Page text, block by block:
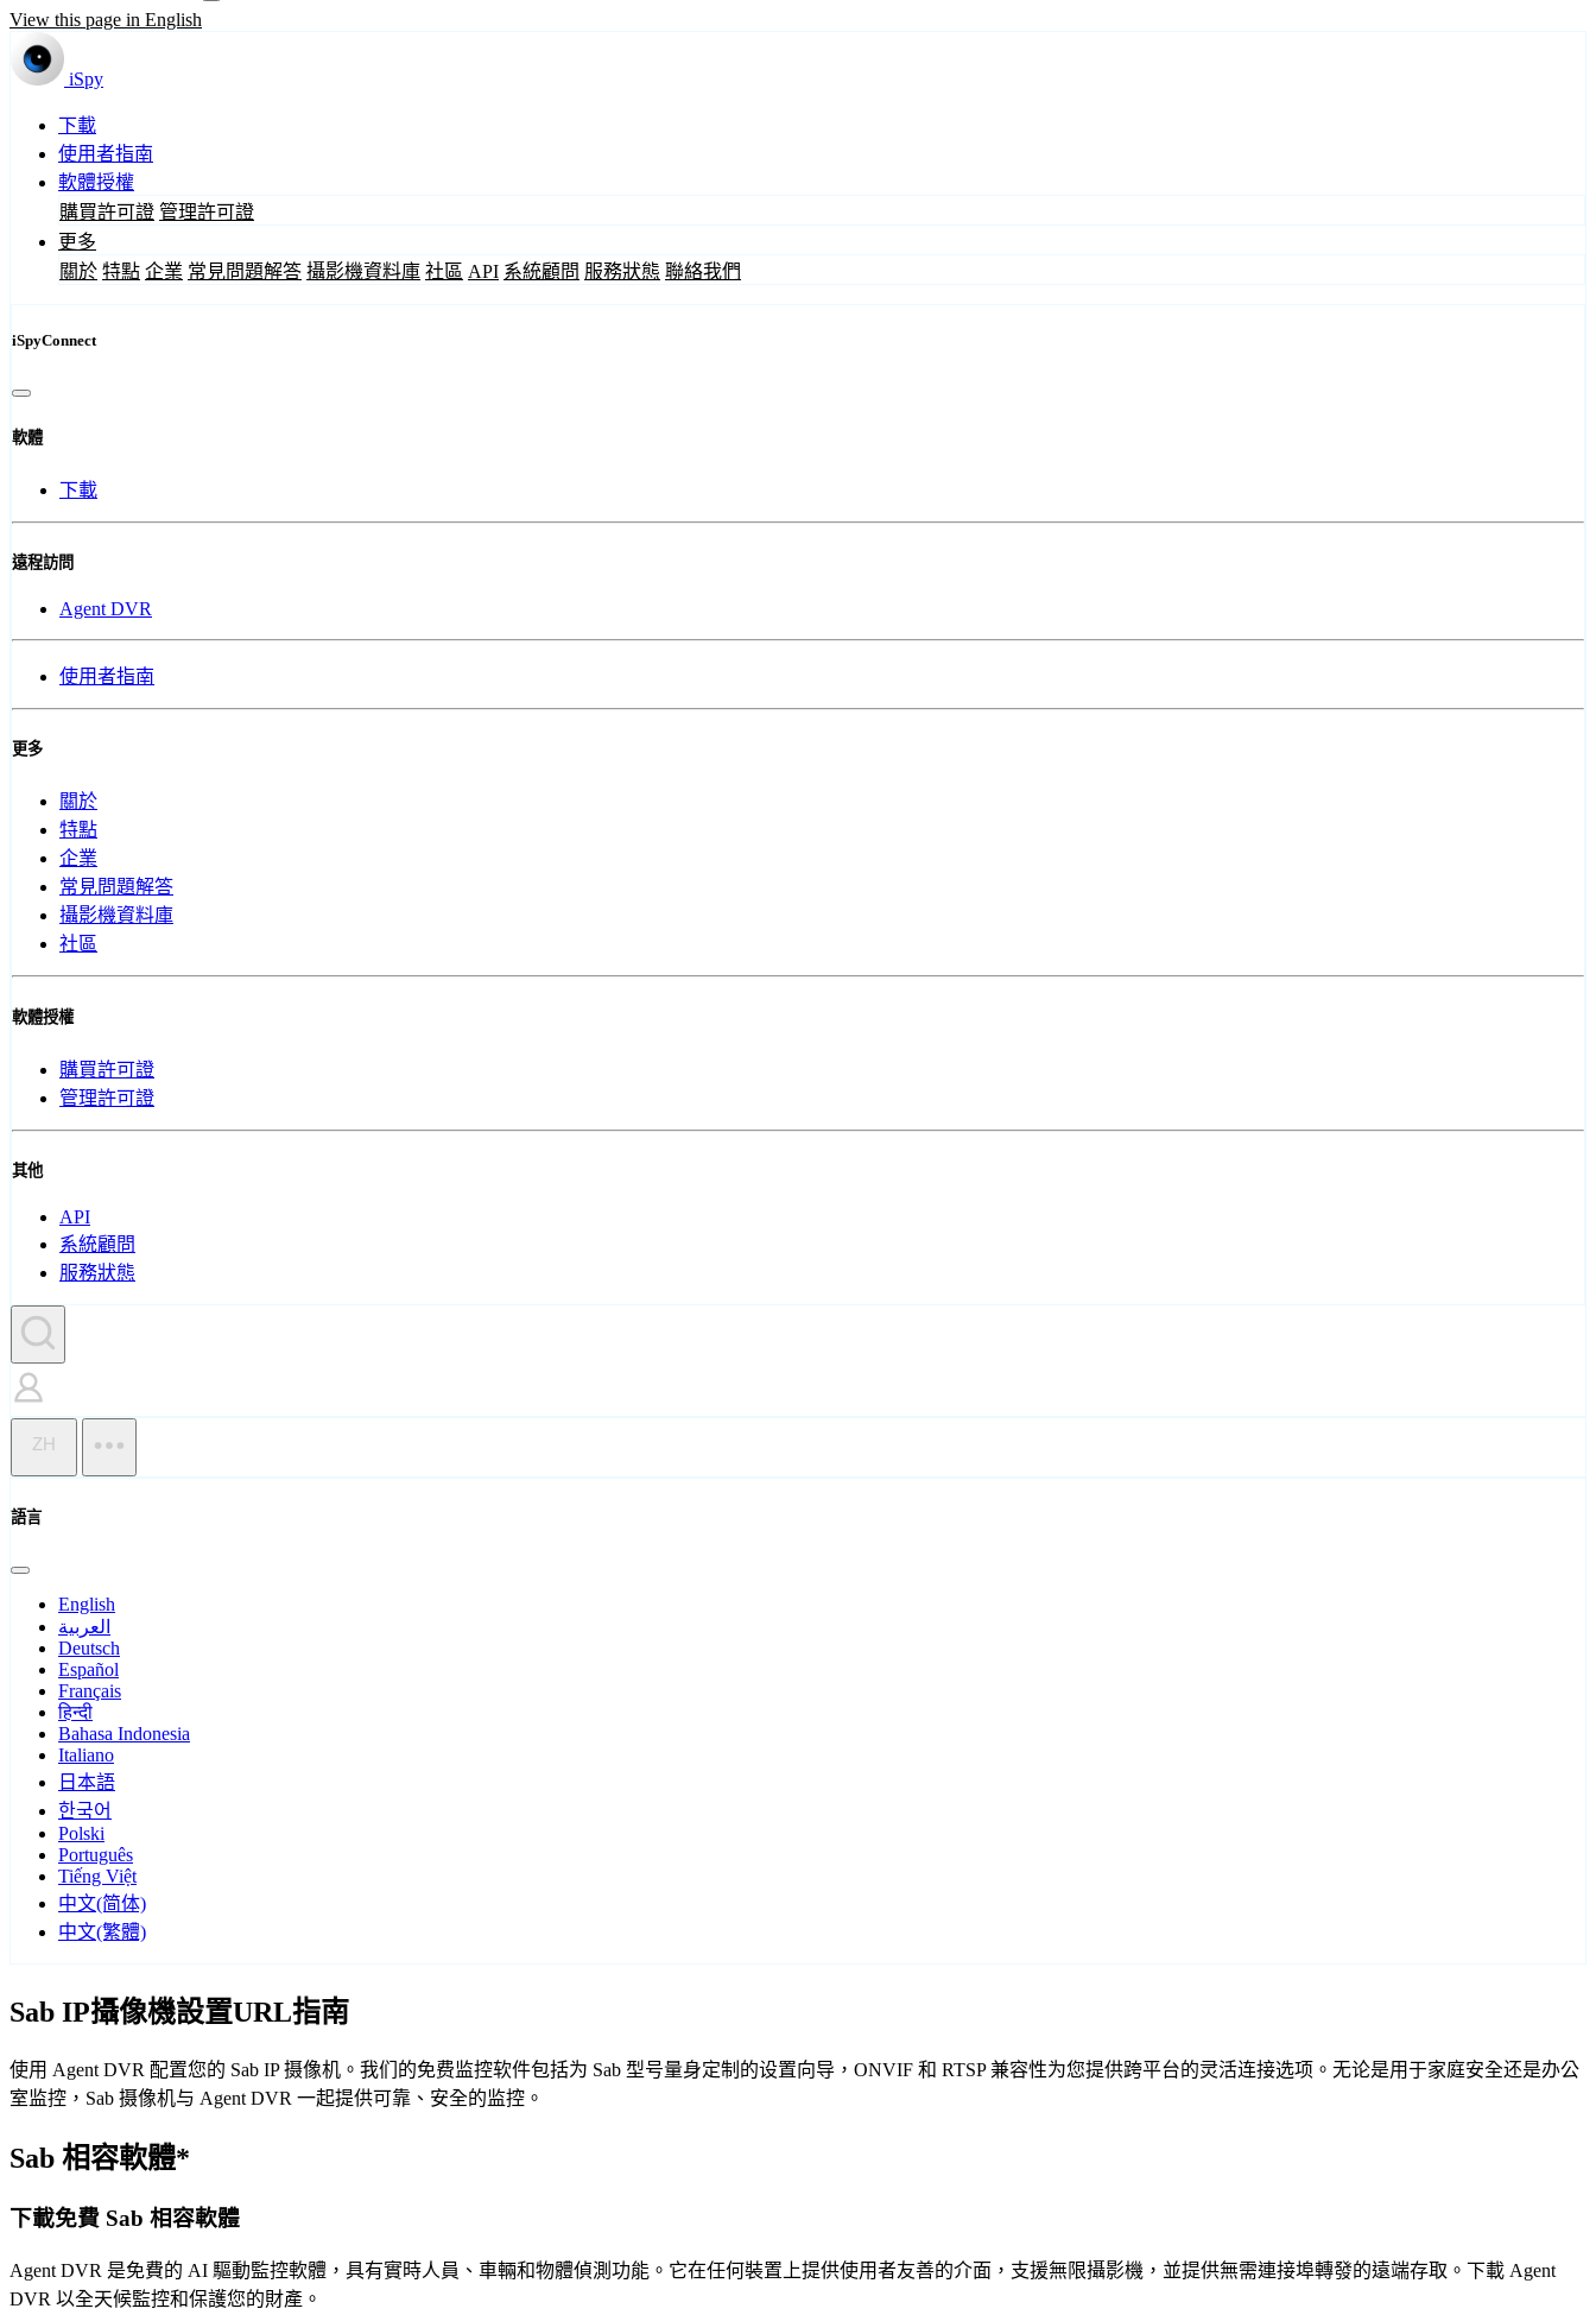
View this page in English
iSpy
下載
使用者指南
軟體授權
購買許可證 管理許可證
更多
關於 特點 企業 常見問題解答 攝影機資料庫 社區 API 系統顧問 服務狀態 聯絡我們
iSpyConnect
軟體
下載
遠程訪問
Agent DVR
使用者指南
更多
關於
特點
企業
常見問題解答
攝影機資料庫
社區
軟體授權
購買許可證
管理許可證
其他
API
系統顧問
服務狀態
ZH
語言
English
العربية
Deutsch
Español
Français
हिन्दी
Bahasa Indonesia
Italiano
日本語
한국어
Polski
Português
Tiếng Việt
中文(简体)
中文(繁體)
Sab IP攝像機設置URL指南
使用 Agent DVR 配置您的 Sab IP 摄像机。我们的免费监控软件包括为 Sab 型号量身定制的设置向导，ONVIF 和 RTSP 兼容性为您提供跨平台的灵活连接选项。无论是用于家庭安全还是办公
室监控，Sab 摄像机与 Agent DVR 一起提供可靠、安全的监控。
Sab 相容軟體*
下載免費 Sab 相容軟體
Agent DVR 是免費的 AI 驅動監控軟體，具有實時人員、車輛和物體偵測功能。它在任何裝置上提供使用者友善的介面，支援無限攝影機，並提供無需連接埠轉發的遠端存取。下載 Agent
DVR 以全天候監控和保護您的財產。